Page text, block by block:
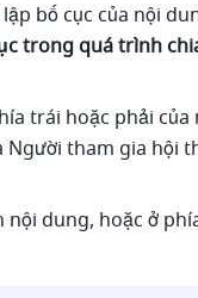
bố cục của nội
trong quá trình
trái hoặc phải của
Người tham gia hội
nội dung, hoặc ở